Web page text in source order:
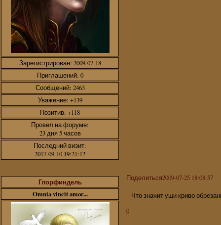
Зарегистрирован: 2009-07-18
Приглашений: 0
Сообщений: 2463
Уважение: +139
Позитив: +118
Провел на форуме:
23 дня 5 часов
Последний визит:
2017-09-10 19:21:12
Поделиться2009-07-25 18:08:57
Глорфиндель
Omnia vincit amor...
Что значит уши криво
0